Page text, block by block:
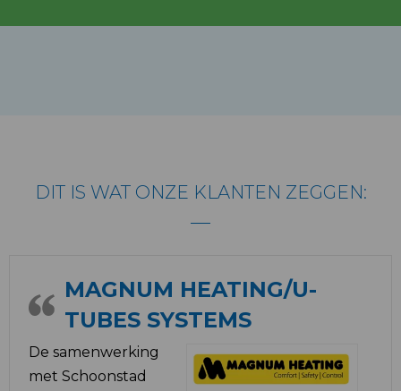
DIT IS WAT ONZE KLANTEN ZEGGEN:
MAGNUM HEATING/U-
TUBES SYSTEMS
De samenwerking
met Schoonstad